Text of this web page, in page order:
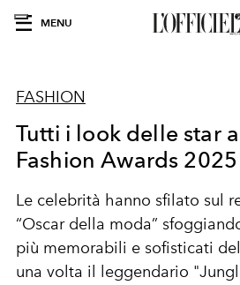
MENU
FASHION
Tutti i look delle star
Fashion Awards 2025
Le celebrità hanno sfilato sul
“Oscar della moda”
più memorabili e sofisticati
una volta il leggendario